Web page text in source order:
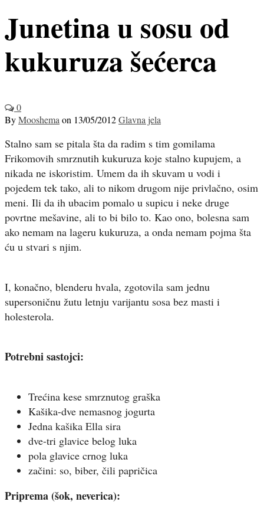
Junetina u sosu od
kukuruza šećerca
0
ByMooshema on 13/05/2012Glavna jela
Stalno sam se pitala šta da radim s tim gomilama
Frikomovih smrznutih kukuruza koje stalno kupujem, a
nikada ne iskoristim. Umem da ih skuvam u vodi i
pojedem tek tako, ali to nikom drugom nije privlačno, osim
meni. Ili da ih ubacim pomalo u supicu i neke druge
povrtne mešavine, ali to bi bilo to. Kao ono, bolesna sam
ako nemam na lageru kukuruza, a onda nemam pojma šta
ću u stvari s njim.
I, konačno, blenderu hvala, zgotovila sam jednu
supersoničnu žutu letnju varijantu sosa bez masti i
holesterola.
Potrebni sastojci:
Trećina kese smrznutog graška
Kašika-dve nemasnog jogurta
Jedna kašika Ella sira
dve-tri glavice belog luka
pola glavice crnog luka
začini: so, biber, čili papričica
Priprema (šok, neverica):